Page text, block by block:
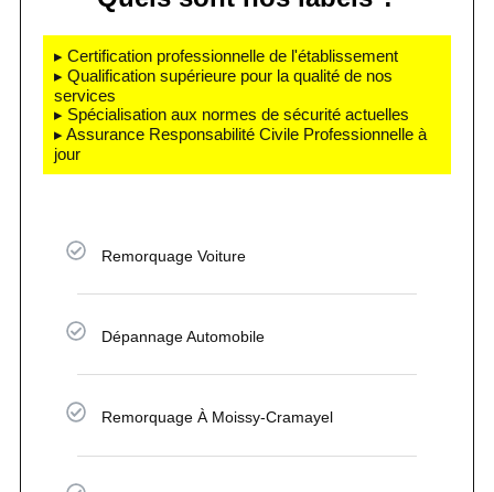
▸ Certification professionnelle de l'établissement
▸ Qualification supérieure pour la qualité de nos
services
▸ Spécialisation aux normes de sécurité actuelles
▸ Assurance Responsabilité Civile Professionnelle à
jour
Remorquage Voiture
Dépannage Automobile
Remorquage À Moissy-Cramayel